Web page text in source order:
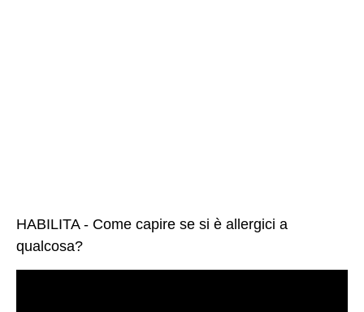
HABILITA - Come capire se si è allergici a
qualcosa?